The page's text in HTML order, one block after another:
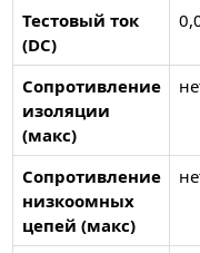
Тестовый ток
(DC)
Сопротивление
изоляции
(макс)
Сопротивление
низкоомных
цепей (макс)